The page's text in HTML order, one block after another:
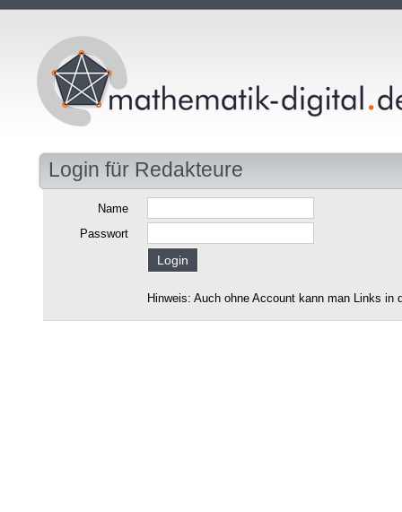
Login für Redakteure
Name
Passwort
Hinweis: Auch ohne Account kann man Links in